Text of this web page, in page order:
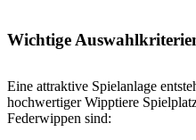
Wichtige
Eine attraktive Spielanlage
hochwertiger Wipptiere
Federwippen sind: